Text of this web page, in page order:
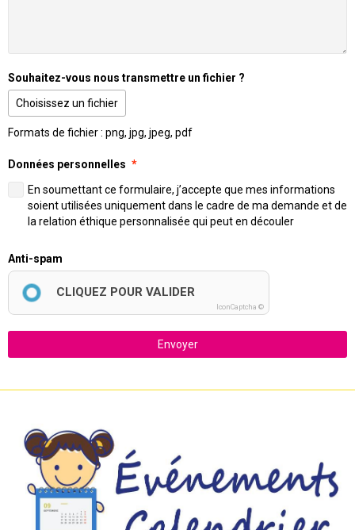
Souhaitez-vous nous transmettre un fichier ?
Choisissez un fichier
Formats de fichier : png, jpg, jpeg, pdf
Données personnelles
En soumettant ce formulaire, j’accepte que mes informations
soient utilisées uniquement dans le cadre de ma demande et de
la relation éthique personnalisée qui peut en découler
Anti-spam
CLIQUEZ POUR VALIDER
IconCaptcha ©
Envoyer